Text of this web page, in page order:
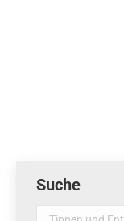
Suche
Suche